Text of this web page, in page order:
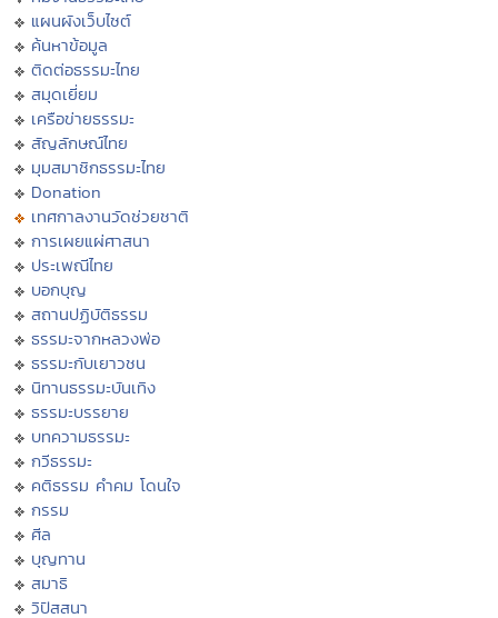
แผนผังเว็บไซต์
ค้นหาข้อมูล
ติดต่อธรรมะไทย
สมุดเยี่ยม
เครือข่ายธรรมะ
สัญลักษณ์ไทย
มุมสมาชิกธรรมะไทย
Donation
เทศกาลงานวัดช่วยชาติ
การเผยแผ่ศาสนา
ประเพณีไทย
บอกบุญ
สถานปฏิบัติธรรม
ธรรมะจากหลวงพ่อ
ธรรมะกับเยาวชน
นิทานธรรมะบันเทิง
ธรรมะบรรยาย
บทความธรรมะ
กวีธรรมะ
คติธรรม คำคม โดนใจ
กรรม
ศีล
บุญทาน
สมาธิ
วิปัสสนา